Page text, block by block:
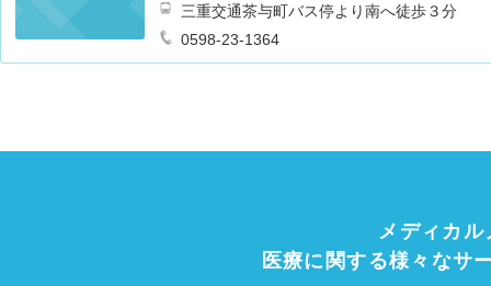
三重交通茶与町バス停より南へ徒歩３分
0598-23-1364
メディカ
医療に関する様々なサ